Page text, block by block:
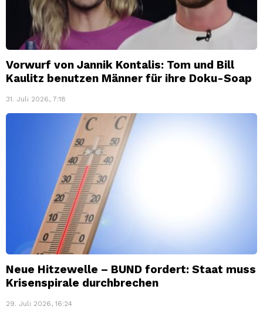
Vorwurf von Jannik Kontalis: Tom und Bill
Kaulitz benutzen Männer für ihre Doku-Soap
31. Juli 2026, 7:18
Neue Hitzewelle – BUND fordert: Staat muss
Krisenspirale durchbrechen
29. Juli 2026, 16:24